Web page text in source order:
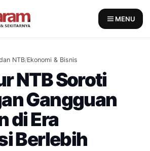
MENU
NTB/Ekonomi & Bisnis
NTB Soroti
Gangguan
di Era
Berlebih